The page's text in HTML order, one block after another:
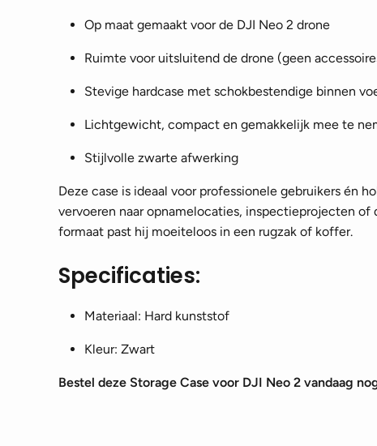
Op maat gemaakt voor de DJI Neo 2 drone
Ruimte voor uitsluitend de drone (geen
Stevige hardcase met schokbestendige binnen
Lichtgewicht, compact en gemakkelijk mee te
Stijlvolle zwarte afwerking
Deze case is ideaal voor professionele gebruikers én
vervoeren naar opnamelocaties, inspectieprojecten
formaat past hij moeiteloos in een rugzak of koffer.
Specificaties:
Materiaal: Hard kunststof
Kleur: Zwart
Bestel deze Storage Case voor DJI Neo 2 vandaag